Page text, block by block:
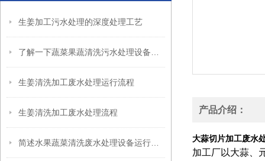
生姜加工污水处理的深度处理工艺
生姜清洗加工废水处理运行流程
生姜清洗加工废水处理流程 产品介绍：
大蒜切片加工废水
加工厂以大蒜、